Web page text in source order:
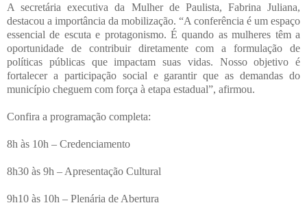
A secretária executiva da Mulher de Paulista, Fabrina Juliana,
destacou a importância da mobilização. “A conferência é um espaço
essencial de escuta e protagonismo. É quando as mulheres têm a
oportunidade de contribuir diretamente com a formulação de
políticas públicas que impactam suas vidas. Nosso objetivo é
fortalecer a participação social e garantir que as demandas do
município cheguem com força à etapa estadual”, afirmou.
Confira a programação completa:
8h às 10h – Credenciamento
8h30 às 9h – Apresentação Cultural
9h10 às 10h – Plenária de Abertura